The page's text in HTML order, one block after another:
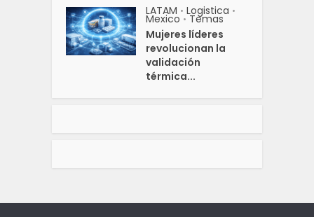
LATAM • Logistica •
Mexico • Temas
Mujeres líderes
revolucionan la
validación
térmica...